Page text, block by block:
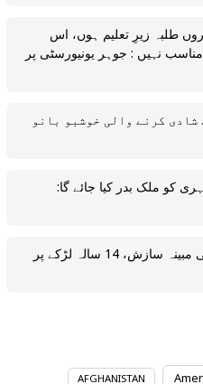
طلبہ زیرِ تعلیم ہوں، اس
نہیں : جوہر یونیورسٹی پر
کرنے والی خوشبو بانو
کو ملک بدر کیا جائے گا:
لندن کی دو مساجد کو نشانہ بنانے کی مبینہ سازش، 14 سالہ لڑکے پر
AFGHANISTAN